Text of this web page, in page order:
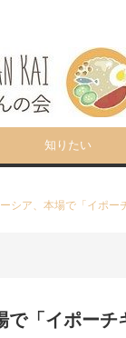
知りたい
シア、本場で「イポー
で「イポー